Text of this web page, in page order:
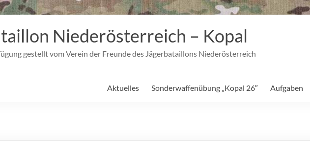
Niederösterreich – Kopal
gestellt vom Verein der Freunde des Jägerbataillons Niederösterreich
Aktuelles Sonderwaffenübung „Kopal 26″ Aufgaben